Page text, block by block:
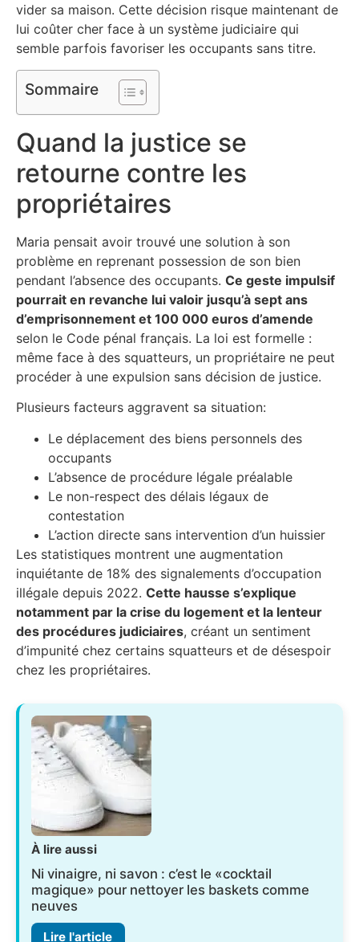
vider sa maison. Cette décision risque maintenant de
lui coûter cher face à un système judiciaire qui
semble parfois favoriser les occupants sans titre.
Sommaire
Quand la justice se
retourne contre les
propriétaires
Maria pensait avoir trouvé une solution à son
problème en reprenant possession de son bien
pendant l’absence des occupants. Ce geste impulsif
pourrait en revanche lui valoir jusqu’à sept ans
d’emprisonnement et 100 000 euros d’amende
selon le Code pénal français. La loi est formelle :
même face à des squatteurs, un propriétaire ne peut
procéder à une expulsion sans décision de justice.
Plusieurs facteurs aggravent sa situation:
Le déplacement des biens personnels des
occupants
L’absence de procédure légale préalable
Le non-respect des délais légaux de
contestation
L’action directe sans intervention d’un huissier
Les statistiques montrent une augmentation
inquiétante de 18% des signalements d’occupation
illégale depuis 2022. Cette hausse s’explique
notamment par la crise du logement et la lenteur
des procédures judiciaires, créant un sentiment
d’impunité chez certains squatteurs et de désespoir
chez les propriétaires.
À lire aussi
Ni vinaigre, ni savon : c’est le «cocktail
magique» pour nettoyer les baskets comme
neuves
Lire l'article